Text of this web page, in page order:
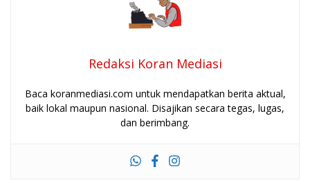
Redaksi Koran Mediasi
Baca koranmediasi.com untuk mendapatkan berita aktual,
baik lokal maupun nasional. Disajikan secara tegas, lugas,
dan berimbang.